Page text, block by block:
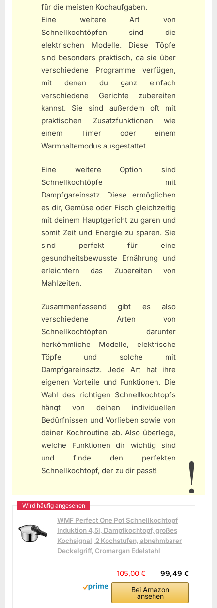
für die meisten Kochaufgaben.
Eine weitere Art von
Schnellkochtöpfen sind die
elektrischen Modelle. Diese Töpfe
sind besonders praktisch, da sie über
verschiedene Programme verfügen,
mit denen du ganz einfach
verschiedene Gerichte zubereiten
kannst. Sie sind außerdem oft mit
praktischen Zusatzfunktionen wie
einem Timer oder einem
Warmhaltemodus ausgestattet.
Eine weitere Option sind
Schnellkochtöpfe mit
Dampfgareinsatz. Diese ermöglichen
es dir, Gemüse oder Fisch gleichzeitig
mit deinem Hauptgericht zu garen und
somit Zeit und Energie zu sparen. Sie
sind perfekt für eine
gesundheitsbewusste Ernährung und
erleichtern das Zubereiten von
Mahlzeiten.
Zusammenfassend gibt es also
verschiedene Arten von
Schnellkochtöpfen, darunter
herkömmliche Modelle, elektrische
Töpfe und solche mit
Dampfgareinsatz. Jede Art hat ihre
eigenen Vorteile und Funktionen. Die
Wahl des richtigen Schnellkochtopfs
hängt von deinen individuellen
Bedürfnissen und Vorlieben sowie von
deiner Kochroutine ab. Also überlege,
welche Funktionen dir wichtig sind
und finde den perfekten
Schnellkochtopf, der zu dir passt!
WMF Perfect One Pot Schnellkochtopf
Induktion 4,5l, Dampfkochtopf, großes
Kochsignal, 2 Kochstufen, abnehmbarer
Deckelgriff, Cromargan Edelstahl
99,49 €
105,00 €
Bei Amazon
ansehen